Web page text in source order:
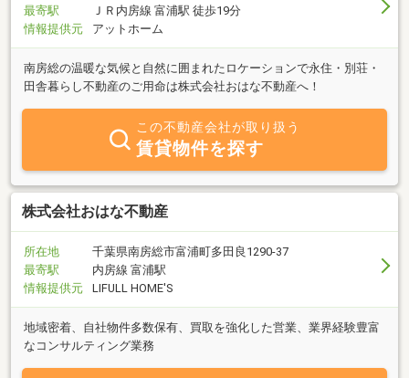
最寄駅
ＪＲ内房線 富浦駅 徒歩19分
情報提供元
アットホーム
南房総の温暖な気候と自然に囲まれたロケーションで永住・別荘・
田舎暮らし不動産のご用命は株式会社おはな不動産へ！
この不動産会社が取り扱う
賃貸物件を探す
株式会社おはな不動産
所在地
千葉県南房総市富浦町多田良1290-37
最寄駅
内房線 富浦駅
情報提供元
LIFULL HOME'S
地域密着、自社物件多数保有、買取を強化した営業、業界経験豊富
なコンサルティング業務